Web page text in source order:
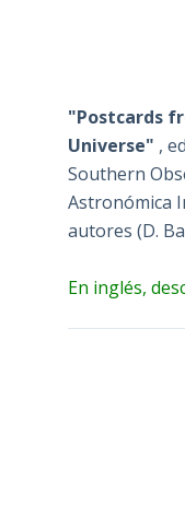
"Postcards
Universe" ,
Southern
Astronómica
autores (D.
En inglés,